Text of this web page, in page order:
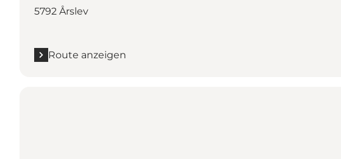
5792 Årslev
Route anzeigen